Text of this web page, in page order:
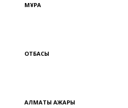
МҰРА
ОТБАСЫ
АЛМАТЫ АЖАРЫ